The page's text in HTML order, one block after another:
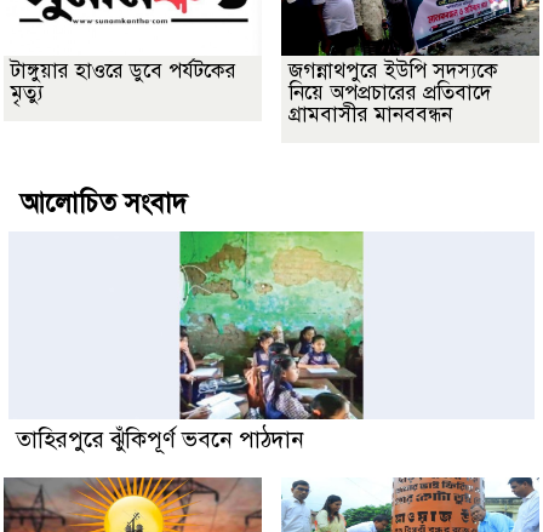
টাঙ্গুয়ার হাওরে ডুবে পর্যটকের
মৃত্যু
জগন্নাথপুরে ইউপি সদস্যকে
নিয়ে অপপ্রচারের প্রতিবাদে
গ্রামবাসীর মানববন্ধন
আলোচিত সংবাদ
তাহিরপুরে ঝুঁকিপূর্ণ ভবনে পাঠদান